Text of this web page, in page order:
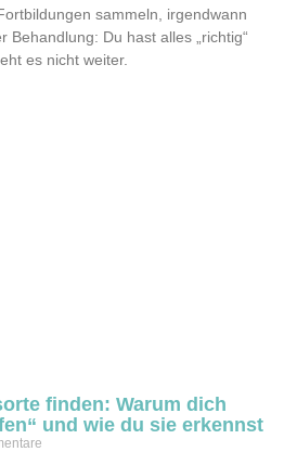
sammeln, irgendwann
Behandlung: Du hast alles „richtig“
es nicht weiter.
finden: Warum dich
und wie du sie erkennst